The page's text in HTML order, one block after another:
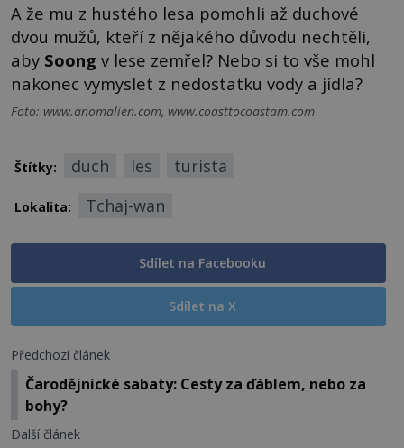
A že mu z hustého lesa pomohli až duchové
dvou mužů, kteří z nějakého důvodu nechtěli,
aby Soong v lese zemřel? Nebo si to vše mohl
nakonec vymyslet z nedostatku vody a jídla?
Foto: www.anomalien.com, www.coasttocoastam.com
Štítky: duch les turista
Lokalita: Tchaj-wan
Sdílet na Facebooku
Sdílet na X
Předchozí článek
Čarodějnické sabaty: Cesty za ďáblem, nebo za
bohy?
Další článek